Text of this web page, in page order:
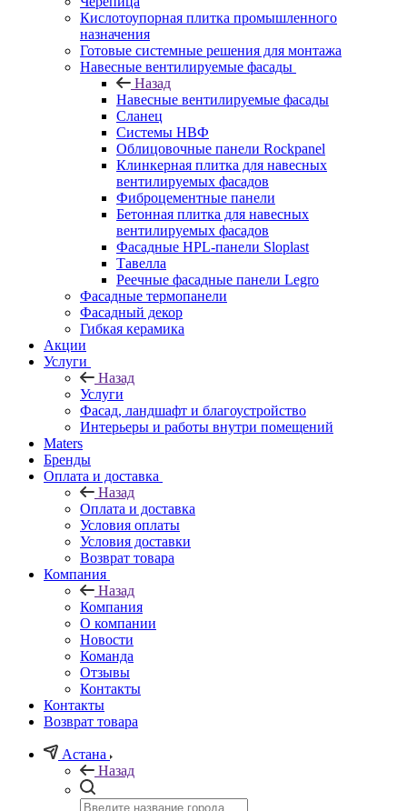
Кислотоупорная плитка промышленного
назначения
Готовые системные решения для монтажа
Навесные вентилируемые фасады
Назад
Навесные вентилируемые фасады
Сланец
Системы НВФ
Облицовочные панели Rockpanel
Клинкерная плитка для навесных
вентилируемых фасадов
Фиброцементные панели
Бетонная плитка для навесных
вентилируемых фасадов
Фасадные HPL-панели Sloplast
Тавелла
Реечные фасадные панели Legro
Фасадные термопанели
Фасадный декор
Гибкая керамика
Акции
Услуги
Назад
Услуги
Фасад, ландшафт и благоустройство
Интерьеры и работы внутри помещений
Maters
Бренды
Оплата и доставка
Назад
Оплата и доставка
Условия оплаты
Условия доставки
Возврат товара
Компания
Назад
Компания
О компании
Новости
Команда
Отзывы
Контакты
Контакты
Возврат товара
Астана
Назад